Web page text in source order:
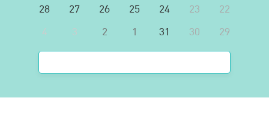
22
23
24
25
26
27
28
29
30
31
1
2
3
4